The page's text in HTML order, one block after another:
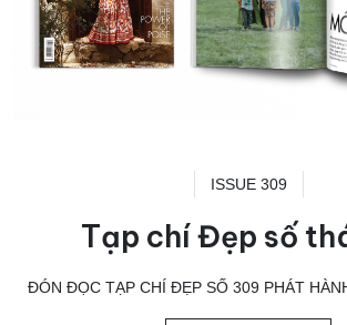
ISSUE 309
Tạp chí Đẹp số
ĐÓN ĐỌC TẠP CHÍ ĐẸP SỐ 309 PHÁT